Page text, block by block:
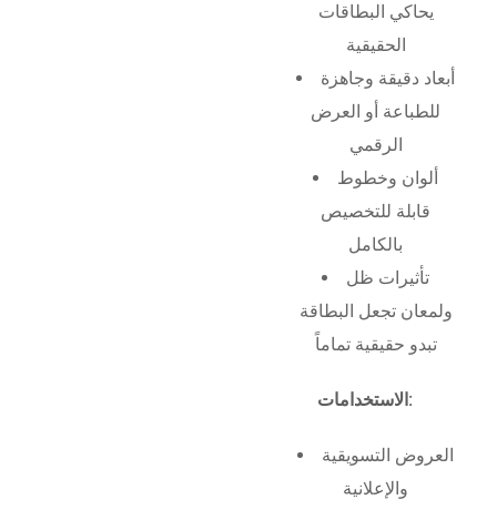
يحاكي البطاقات
الحقيقية
أبعاد دقيقة وجاهزة
للطباعة أو العرض
الرقمي
ألوان وخطوط
قابلة للتخصيص
بالكامل
تأثيرات ظل
ولمعان تجعل البطاقة
تبدو حقيقية تماماً
الاستخدامات:
العروض التسويقية
والإعلانية